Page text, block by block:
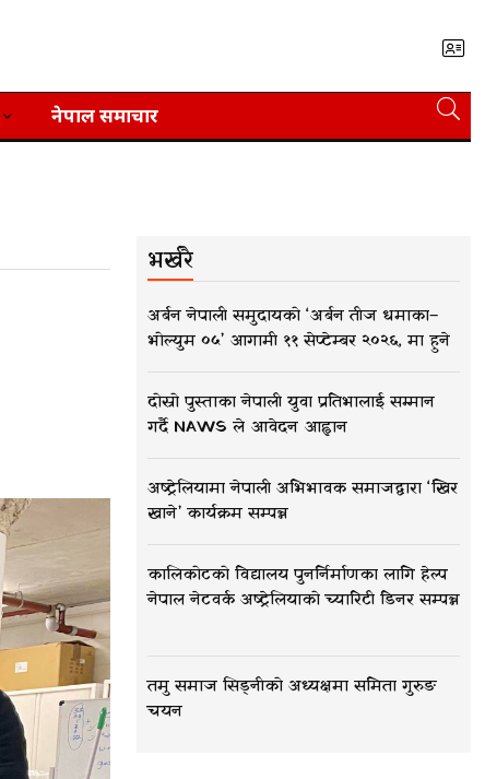
नेपाल समाचार
भर्खरै
अर्बन नेपाली समुदायको ‘अर्बन तीज धमाका–
भोल्युम ०५’ आगामी ११ सेप्टेम्बर २०२६, मा हुने
दोस्रो पुस्ताका नेपाली युवा प्रतिभालाई सम्मान
गर्दै NAWS ले आवेदन आह्वान
अष्ट्रेलियामा नेपाली अभिभावक समाजद्वारा ‘खिर
खाने’ कार्यक्रम सम्पन्न
कालिकोटको विद्यालय पुनर्निर्माणका लागि हेल्प
नेपाल नेटवर्क अष्ट्रेलियाको च्यारिटी डिनर सम्पन्न
तमु समाज सिड्नीको अध्यक्षमा समिता गुरुङ
चयन